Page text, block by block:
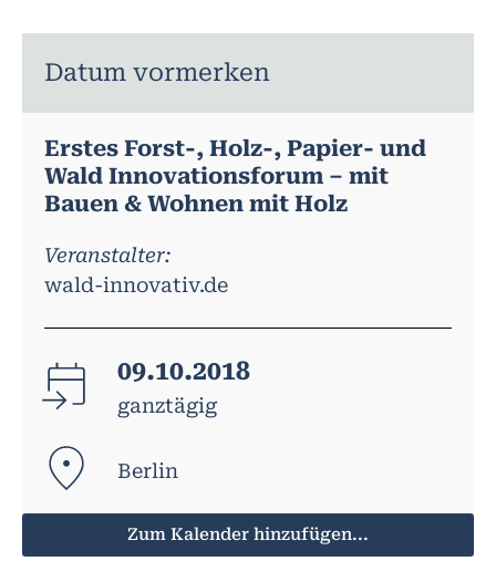
Datum vormerken
Erstes Forst-, Holz-, Papier- und
Wald Innovationsforum – mit
Bauen & Wohnen mit Holz
Veranstalter:
wald-innovativ.de
09.10.2018
ganztägig
Berlin
Zum Kalender hinzufügen...